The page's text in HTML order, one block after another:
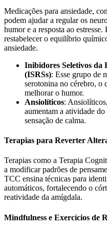
Medicações para ansiedade,
podem ajudar a regular os
humor e a resposta ao estresse.
restabelecer o equilíbrio
ansiedade.
Inibidores Seletivos da
(ISRSs): Esse grupo de
serotonina no cérebro, o
melhorar o humor.
Ansiolíticos:
aumentam a atividade
sensação de calma.
Terapias para Reverter
Terapias como a Terapia
a modificar padrões de
TCC ensina técnicas para
automáticos, fortalecendo o
reatividade da amígdala.
Mindfulness e Exercícios de